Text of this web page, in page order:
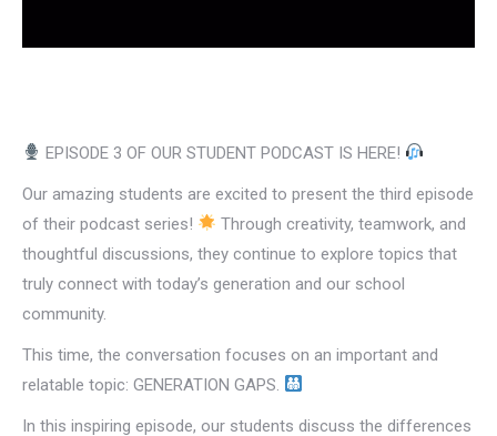
EPISODE 3 OF OUR STUDENT PODCAST IS HERE!
Our amazing students are excited to present the third episode
of their podcast series!
Through creativity, teamwork, and
thoughtful discussions, they continue to explore topics that
truly connect with today’s generation and our school
community.
This time, the conversation focuses on an important and
relatable topic: GENERATION GAPS.
In this inspiring episode, our students discuss the differences